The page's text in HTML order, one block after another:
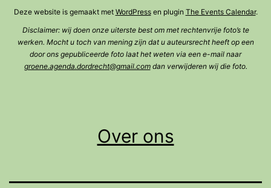
Deze website is gemaakt met WordPressen plugin The Events Calendar.
Disclaimer: wij doen onze uiterste best om met rechtenvrije foto’s te
werken. Mocht u toch van mening zijn dat u auteursrecht heeft op een
door ons gepubliceerde foto laat het weten via een e-mail naar
groene.agenda.dordrecht@gmail.comdan verwijderen wij die foto.
Over ons